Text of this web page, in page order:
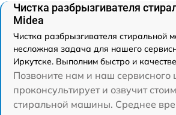
Чистка разбрызгивателя
Midea
Чистка разбрызгивателя стиральной
несложная задача для нашего
Иркутске. Выполним быстро и
Позвоните нам и наш сервисного
проконсультирует и озвучит
стиральной машины. Среднее